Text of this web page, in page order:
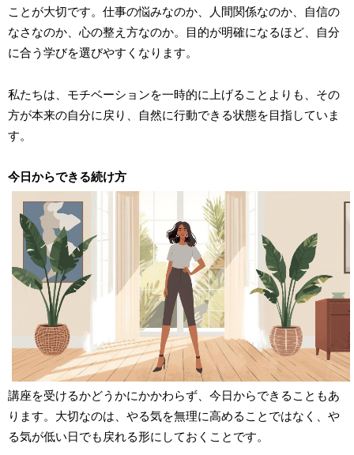
ことが大切です。仕事の悩みなのか、人間関係なのか、自信の
なさなのか、心の整え方なのか。目的が明確になるほど、自分
に合う学びを選びやすくなります。
私たちは、モチベーションを一時的に上げることよりも、その
方が本来の自分に戻り、自然に行動できる状態を目指していま
す。
今日からできる続け方
講座を受けるかどうかにかかわらず、今日からできることもあ
ります。大切なのは、やる気を無理に高めることではなく、や
る気が低い日でも戻れる形にしておくことです。